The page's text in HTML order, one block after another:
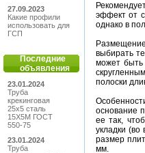
27.09.2023
Какие профили
использовать для
ГСП
Последние
объявления
23.01.2024
Труба
крекинговая
25x5 сталь
15Х5М ГОСТ
550-75
23.01.2024
Труба
эффект от
однако в
выбирать
может быть
полоски
основание
ее так,
укладки
размер
мм.